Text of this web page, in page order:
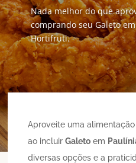
Nada melhor do que
comprando seu Galeto
Hortifruti.
Aproveite uma
ao incluirGaleto em
diversas opções e a